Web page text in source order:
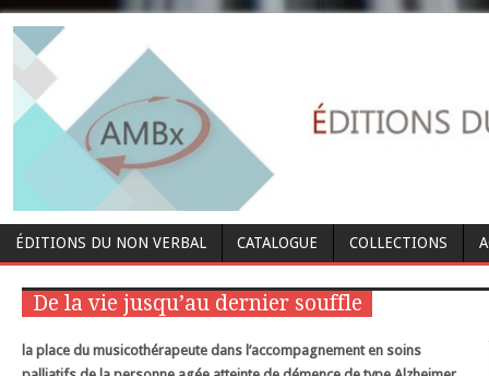
ÉDITIONS DU NON VERBAL CATALOGUE COLLECTIONS
De la vie jusqu’au dernier souffle
la place du musicothérapeute dans l’accompagnement en soins